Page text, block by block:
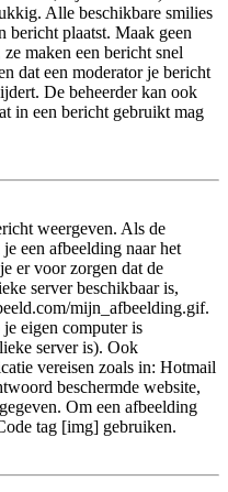
Alle beschikbare smilies
bericht plaatst. Maak geen
maken een bericht snel
dat een moderator je bericht
De beheerder kan ook
in een bericht gebruikt mag
weergeven. Als de
een afbeelding naar het
er voor zorgen dat de
server beschikbaar is,
mijn_afbeelding.gif.
eigen computer is
server is). Ook
vereisen zoals in: Hotmail
beschermde website,
Om een afbeelding
tag [img] gebruiken.